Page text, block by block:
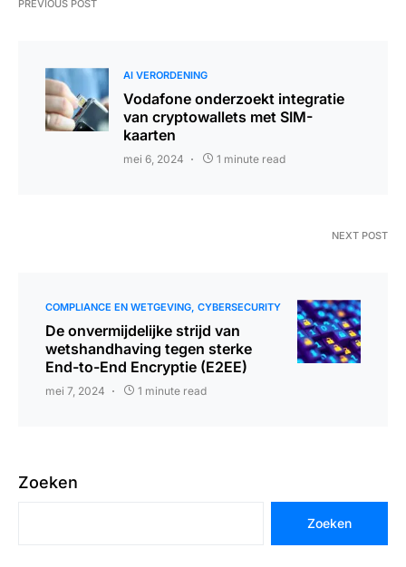
PREVIOUS POST
AI VERORDENING
Vodafone onderzoekt integratie
van cryptowallets met SIM-
kaarten
mei 6, 2024 1 minute read
NEXT POST
COMPLIANCE EN WETGEVING CYBERSECURITY
De onvermijdelijke strijd van
wetshandhaving tegen sterke
End-to-End Encryptie (E2EE)
mei 7, 2024 1 minute read
Zoeken
Zoeken